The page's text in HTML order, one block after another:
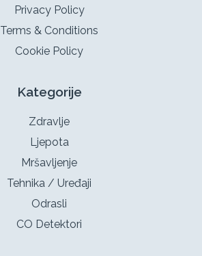
Privacy Policy
Terms & Conditions
Cookie Policy
Kategorije
Zdravlje
Ljepota
Mršavljenje
Tehnika / Uređaji
Odrasli
CO Detektori